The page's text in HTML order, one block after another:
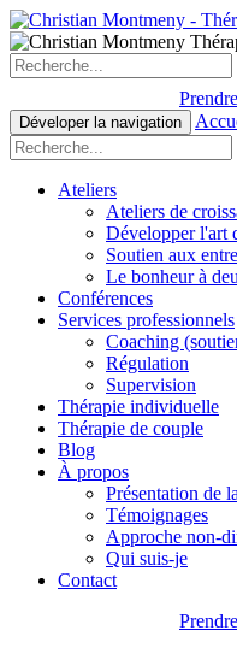
Déveloper la navigation
Ateliers
Ateliers de
Développer l'art
Soutien aux
Le bonheur à
Conférences
Services professionnels
Coaching
Régulation
Supervision
Thérapie individuelle
Thérapie de couple
Blog
À propos
Présentation de
Témoignages
Approche non-
Qui suis-je
Contact